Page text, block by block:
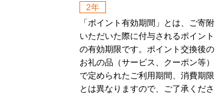
2年
「ポイント有効期間」とは、ご寄附
いただいた際に付与されるポイント
の有効期限です。ポイント交換後の
お礼の品（サービス、クーポン等）
で定められたご利用期間、消費期限
とは異なりますので、ご了承くださ